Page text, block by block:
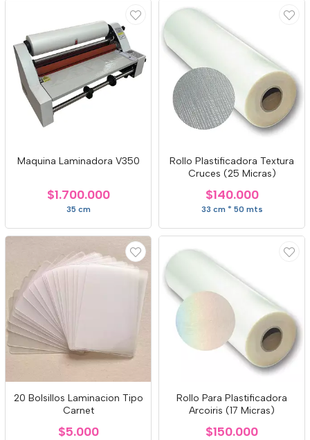
Maquina Laminadora V350
$1.700.000
35 cm
Rollo Plastificadora Textura
Cruces (25 Micras)
$140.000
33 cm * 50 mts
20 Bolsillos Laminacion Tipo
Carnet
$5.000
Rollo Para Plastificadora
Arcoiris (17 Micras)
$150.000